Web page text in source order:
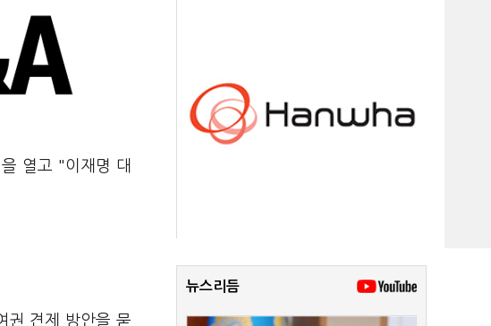
열고 "이재명 대
권 견제 방안을 묻
뉴스리듬